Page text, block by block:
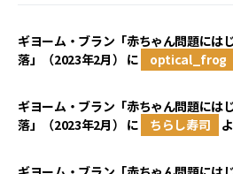
ギヨーム・ブラン「赤ちゃん問題には
落」（2023年2月） に optical_frog
ギヨーム・ブラン「赤ちゃん問題には
落」（2023年2月） に ちらし寿司